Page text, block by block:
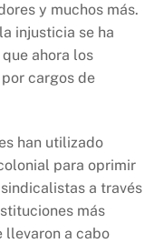
y muchos más.
injusticia se ha
ahora los
cargos de
han utilizado
para oprimir
a través
más
llevaron a cabo